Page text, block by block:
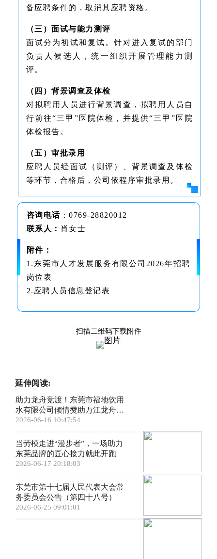
备应聘条件的，取消其应聘资格。
（三）面试与能力测评
面试分为初试和复试。针对进入复试的部门
负责人候选人，统一组织开展管理能力测
评。
（四）背景调查及体检
对拟聘用人员进行背景调查，拟聘用人员自
行前往“三甲”医院体检，并提供“三甲”医院
体检报告。
（五）审批录用
应聘人员经面试（测评）、背景调查及体检
等环节，合格后，公司依程序审批录用。
咨询电话 ：0769-28820012
联系人： 肖女士
附件：
1.东莞市人才发展服务有限公司2026年招聘
岗位表
2.应聘人员信息登记表
扫描二维码下载附件
延伸阅读:
助力龙舟竞渡！东莞市福地饮用
水有限公司倾情赞助万江龙舟锦
标赛
2026-06-16 10:47:54
当劳模走进“漫步者”，一场助力
东莞品牌的匠心接力就此开跑
2026-06-17 20:18:03
东莞市第十七届人民代表大会常
务委员会公告（第四十八号）
2026-06-25 09:01:01